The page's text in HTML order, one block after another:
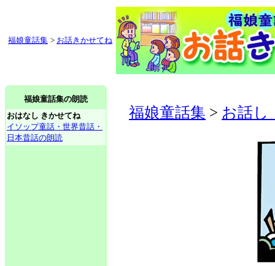
福娘童話集 > お話きかせてね
福娘童話集の朗読
おはなし きかせてね
イソップ童話・世界昔話・
日本昔話の朗読
福娘童話集 > お話し